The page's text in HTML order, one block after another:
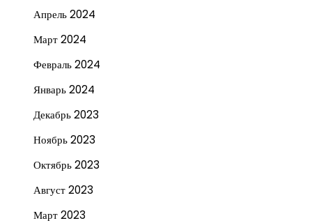
Апрель 2024
Март 2024
Февраль 2024
Январь 2024
Декабрь 2023
Ноябрь 2023
Октябрь 2023
Август 2023
Март 2023